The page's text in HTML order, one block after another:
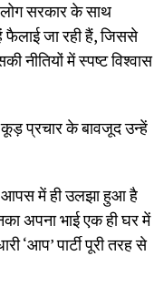
सरकार के साथ
जा रही हैं, जिससे
नीतियों में स्पष्ट विश्वास
कूड़ प्रचार के बावजूद उन्हें
आपस में ही उलझा हुआ है
अपना भाई एक ही घर में
‘आप’ पार्टी पूरी तरह से